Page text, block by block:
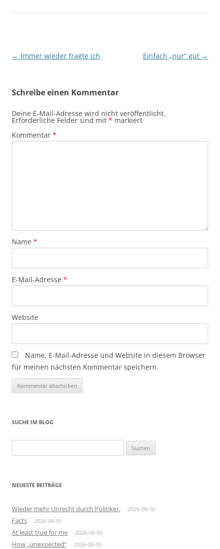
Beitragsnavigation
← Immer wieder fragte ich Einfach „nur“ gut →
Schreibe einen Kommentar
Deine E-Mail-Adresse wird nicht veröffentlicht.
Erforderliche Felder sind mit * markiert
Kommentar *
Name *
E-Mail-Adresse *
Website
Name, E-Mail-Adresse und Website in diesem Browser
für meinen nächsten Kommentar speichern.
SUCHE IM BLOG
nach:
NEUESTE BEITRÄGE
Wieder mehr Unrecht durch Politiker. 2026-08-06
Facts 2026-08-05
At least true for me 2026-08-05
How „unexpected“ 2026-08-05